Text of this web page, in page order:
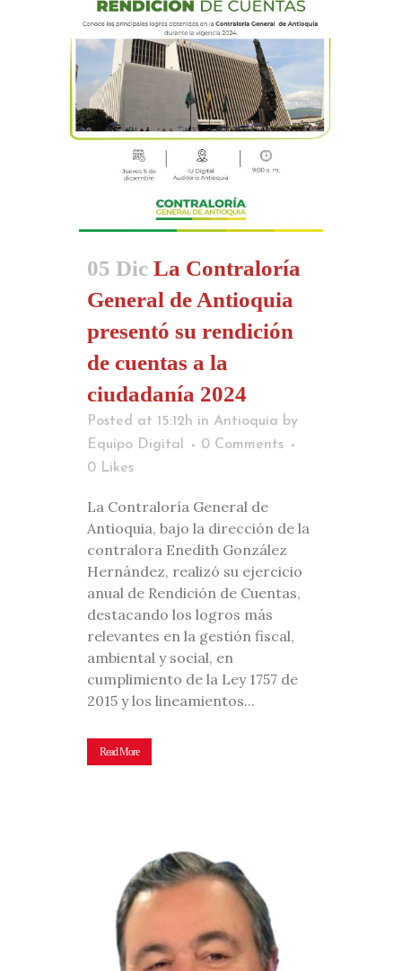
05 Dic La Contraloría
General de Antioquia
presentó su rendición
de cuentas a la
ciudadanía 2024
Posted at 15:12h in Antioquia by
Equipo Digital
0 Comments
0 Likes
La Contraloría General de
Antioquia, bajo la dirección de la
contralora Enedith González
Hernández, realizó su ejercicio
anual de Rendición de Cuentas,
destacando los logros más
relevantes en la gestión fiscal,
ambiental y social, en
cumplimiento de la Ley 1757 de
2015 y los lineamientos...
Read More